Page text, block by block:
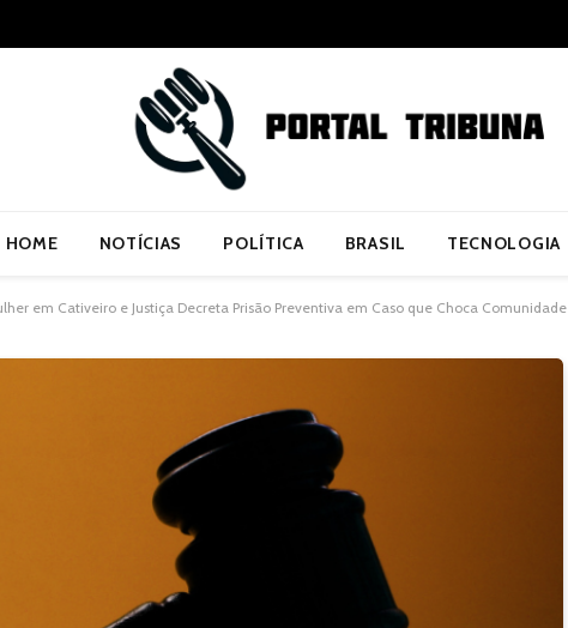
HOME NOTÍCIAS POLÍTICA BRASIL TECNOLOGIA
em Cativeiro e Justiça Decreta Prisão Preventiva em Caso que Choca Comunidade